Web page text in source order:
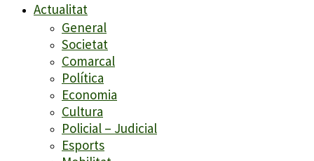
Actualitat
General
Societat
Comarcal
Política
Economia
Cultura
Policial – Judicial
Esports